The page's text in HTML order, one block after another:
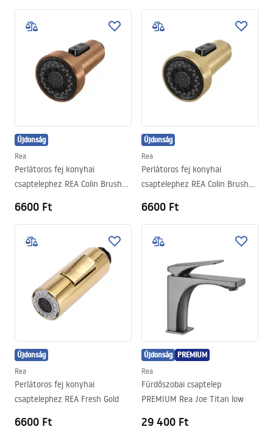
Újdonság
Rea
Perlátoros fej konyhai
csaptelephez REA Colin Brush
6600 Ft
Újdonság
Rea
Perlátoros fej konyhai
csaptelephez REA Colin Brush
6600 Ft
Újdonság
Rea
Perlátoros fej konyhai
csaptelephez REA Fresh Gold
6600 Ft
Újdonság PREMIUM
Rea
Fürdőszobai csaptelep
PREMIUM Rea Joe Titan low
29 400 Ft